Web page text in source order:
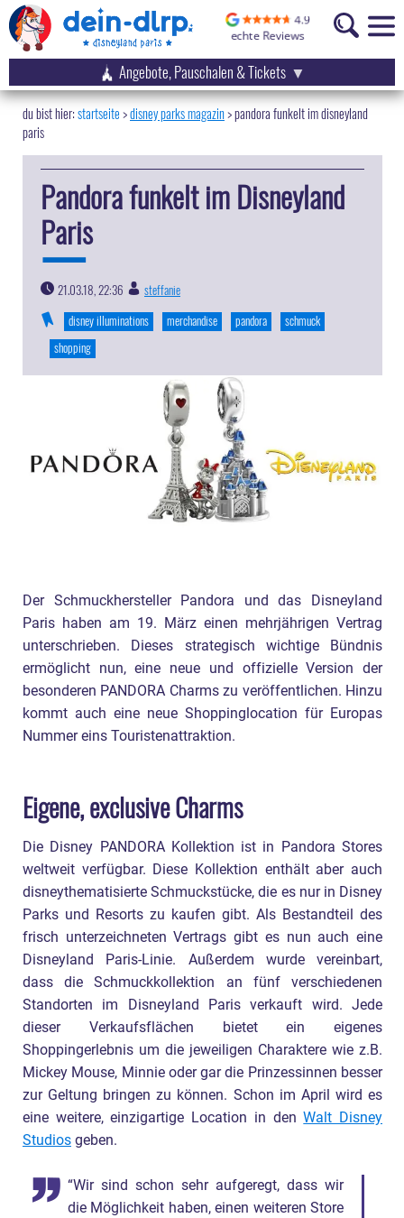
Angebote, Pauschalen & Tickets
startseite disney parks magazin>pandora funkelt im disneyland
paris
Pandora funkelt im Disneyland
Paris
21.03.18, 22:36
steffanie
disney illuminations
merchandise pandora
schmuck
shopping
Der Schmuckhersteller Pandora und das Disneyland
Paris haben am 19. März einen mehrjährigen Vertrag
unterschrieben. Dieses strategisch wichtige Bündnis
ermöglicht nun, eine neue und offizielle Version der
besonderen PANDORA Charms zu veröffentlichen. Hinzu
kommt auch eine neue Shoppinglocation für Europas
Nummer eins Touristenattraktion.
Eigene, exclusive Charms
Die Disney PANDORA Kollektion ist in Pandora Stores
weltweit verfügbar. Diese Kollektion enthält aber auch
disneythematisierte Schmuckstücke, die es nur in Disney
Parks und Resorts zu kaufen gibt. Als Bestandteil des
frisch unterzeichneten Vertrags gibt es nun auch eine
Disneyland Paris-Linie. Außerdem wurde vereinbart,
dass die Schmuckkollektion an fünf verschiedenen
Standorten im Disneyland Paris verkauft wird. Jede
dieser Verkaufsflächen bietet ein eigenes
Shoppingerlebnis um die jeweiligen Charaktere wie z.B.
Mickey Mouse, Minnie oder gar die Prinzessinnen besser
zur Geltung bringen zu können. Schon im April wird es
eine weitere, einzigartige Location in denWalt Disney
Studios geben.
“Wir sind schon sehr aufgeregt, dass wir
die Möglichkeit haben, einen weiteren Store